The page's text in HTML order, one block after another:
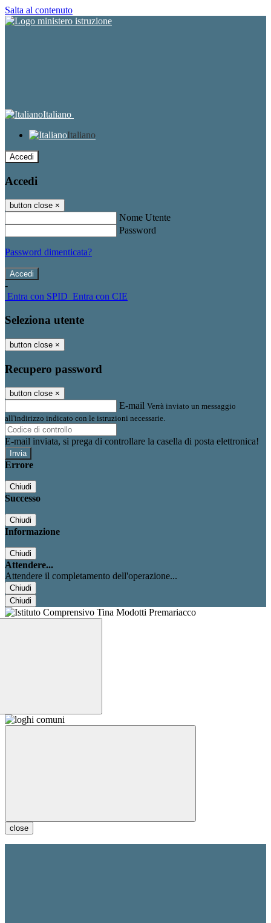
Salta al contenuto
Italiano
Italiano
Accedi
Accedi
button close ×
Nome Utente
Password
Password dimenticata?
-
Entra con SPID Entra con CIE
Seleziona utente
button close ×
Recupero password
button close ×
E-mail Verrà inviato un messaggio
all'indirizzo indicato con le istruzioni necessarie.
E-mail inviata, si prega di controllare la casella di posta elettronica!
Errore
Chiudi
Successo
Chiudi
Informazione
Chiudi
Attendere...
Attendere il completamento dell'operazione...
Chiudi
Chiudi
close